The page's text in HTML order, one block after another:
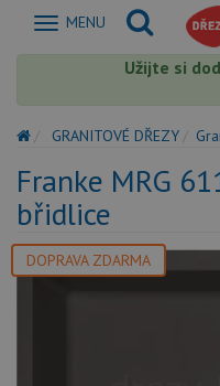
Zobrazit
MENU
Užijte si
GRANITOVÉ DŘEZY
Franke MRG
břidlice
DOPRAVA ZDARMA